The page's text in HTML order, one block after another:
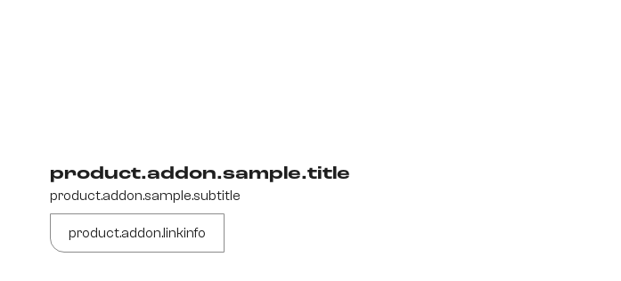
product.addon.sample.title
product.addon.sample.subtitle
product.addon.linkinfo